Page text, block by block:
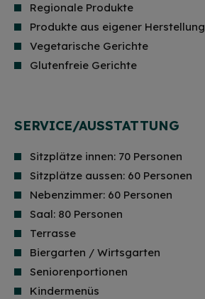
Regionale Produkte
Produkte aus eigener Herstellung
Vegetarische Gerichte
Glutenfreie Gerichte
SERVICE/AUSSTATTUNG
Sitzplätze innen: 70 Personen
Sitzplätze aussen: 60 Personen
Nebenzimmer: 60 Personen
Saal: 80 Personen
Terrasse
Biergarten / Wirtsgarten
Seniorenportionen
Kindermenüs